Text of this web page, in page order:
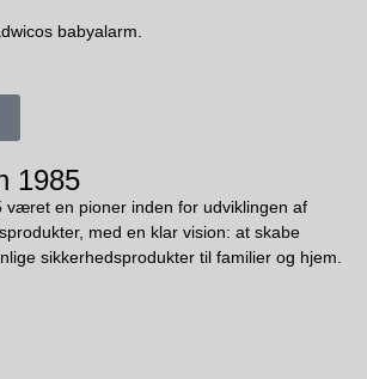
babyalarm.
1985
været en pioner inden for udviklingen af
med en klar vision: at skabe
sikkerhedsprodukter til familier og hjem.